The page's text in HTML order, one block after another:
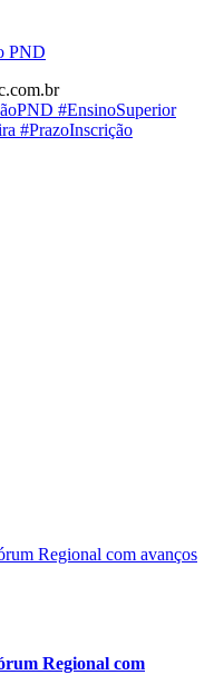
PND
#EnsinoSuperior
#PrazoInscrição
Regional com